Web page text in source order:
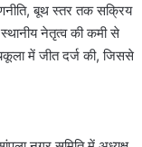
बूथ स्तर तक सक्रिय
नेतृत्व की कमी से
में जीत दर्ज की, जिससे